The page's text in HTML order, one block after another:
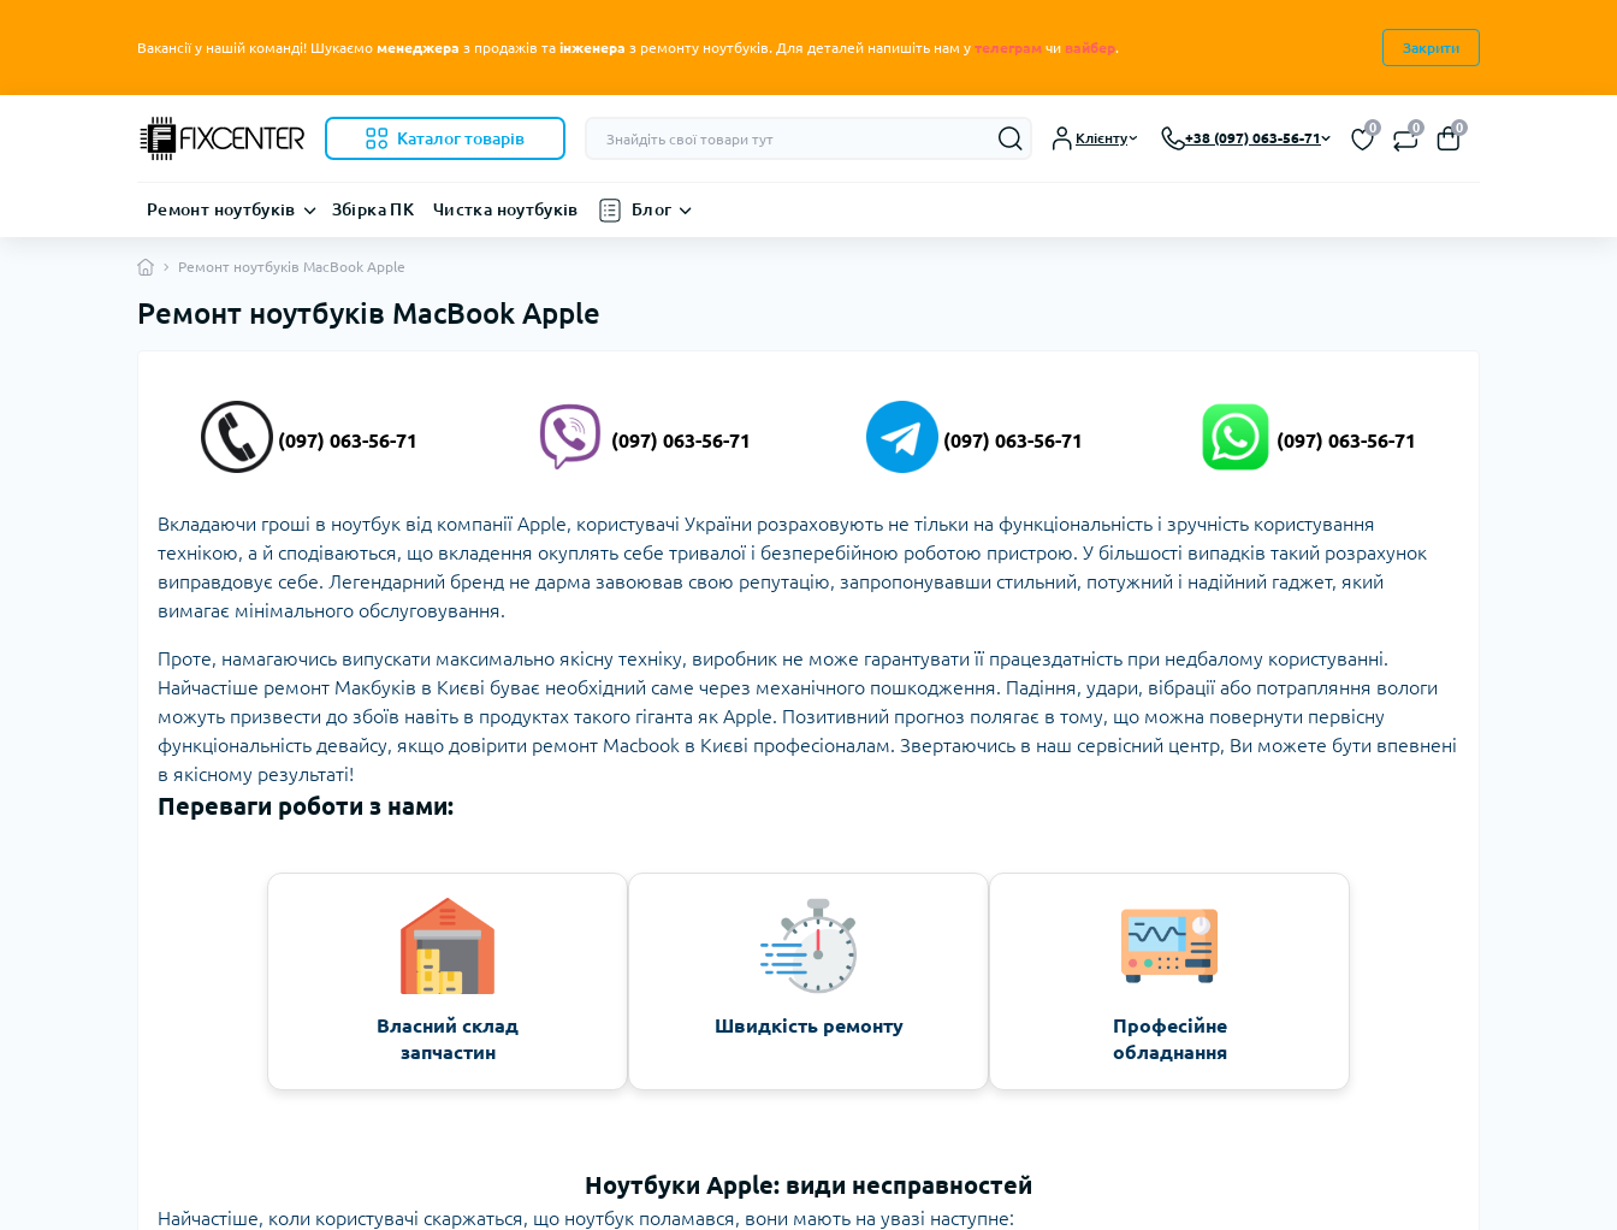
Вакансії у нашій команді! Шукаємо менеджера з продажів та інженера з ремонту ноутбуків. Для деталей напишіть нам у телеграм чи вайбер. Закрити
Каталог товарів Клієнту +38 (097) 063-56-71
0 0 0
Ремонт ноутбуків Збірка ПК Чистка ноутбуків Блог
Ремонт ноутбуків MacBook Apple
Ремонт ноутбуків MacBook Apple
(097) 063-56-71 (097) 063-56-71 (097) 063-56-71 (097) 063-56-71
Вкладаючи гроші в ноутбук від компанії Apple, користувачі України розраховують не тільки на функціональність і зручність користування
технікою, а й сподіваються, що вкладення окуплять себе тривалої і безперебійною роботою пристрою. У більшості випадків такий розрахунок
виправдовує себе. Легендарний бренд не дарма завоював свою репутацію, запропонувавши стильний, потужний і надійний гаджет, який
вимагає мінімального обслуговування.
Проте, намагаючись випускати максимально якісну техніку, виробник не може гарантувати її працездатність при недбалому користуванні.
Найчастіше ремонт Макбуків в Києві буває необхідний саме через механічного пошкодження. Падіння, удари, вібрації або потрапляння вологи
можуть призвести до збоїв навіть в продуктах такого гіганта як Apple. Позитивний прогноз полягає в тому, що можна повернути первісну
функціональність девайсу, якщо довірити ремонт Macbook в Києві професіоналам. Звертаючись в наш сервісний центр, Ви можете бути впевнені
в якісному результаті!
Переваги роботи з нами:
Власний склад
запчастин
Швидкість ремонту
Професійне
обладнання
Ноутбуки Apple: види несправностей
Найчастіше, коли користувачі скаржаться, що ноутбук поламався, вони мають на увазі наступне: